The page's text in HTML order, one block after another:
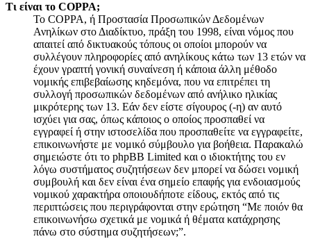
Τι είναι το COPPA;
Το COPPA, ή Προστασία Προσωπικών Δεδομένων
Ανηλίκων στο Διαδίκτυο, πράξη του 1998, είναι νόμος που
απαιτεί από δικτυακούς τόπους οι οποίοι μπορούν να
συλλέγουν πληροφορίες από ανηλίκους κάτω των 13 ετών να
έχουν γραπτή γονική συναίνεση ή κάποια άλλη μέθοδο
νομικής επιβεβαίωσης κηδεμόνα, που να επιτρέπει τη
συλλογή προσωπικών δεδομένων από ανήλικο ηλικίας
μικρότερης των 13. Εάν δεν είστε σίγουρος (-η) αν αυτό
ισχύει για σας, όπως κάποιος ο οποίος προσπαθεί να
εγγραφεί ή στην ιστοσελίδα που προσπαθείτε να εγγραφείτε,
επικοινωνήστε με νομικό σύμβουλο για βοήθεια. Παρακαλώ
σημειώστε ότι το phpBB Limited και ο ιδιοκτήτης του εν
λόγω συστήματος συζητήσεων δεν μπορεί να δώσει νομική
συμβουλή και δεν είναι ένα σημείο επαφής για ενδοιασμούς
νομικού χαρακτήρα οποιουδήποτε είδους, εκτός από τις
περιπτώσεις που περιγράφονται στην ερώτηση “Με ποιόν θα
επικοινωνήσω σχετικά με νομικά ή θέματα κατάχρησης
πάνω στο σύστημα συζητήσεων;”.